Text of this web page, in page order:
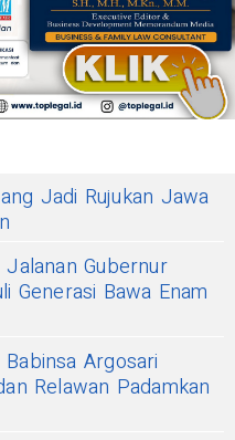
Jadi Rujukan Jawa
Gubernur
Generasi Bawa Enam
Argosari
Relawan Padamkan